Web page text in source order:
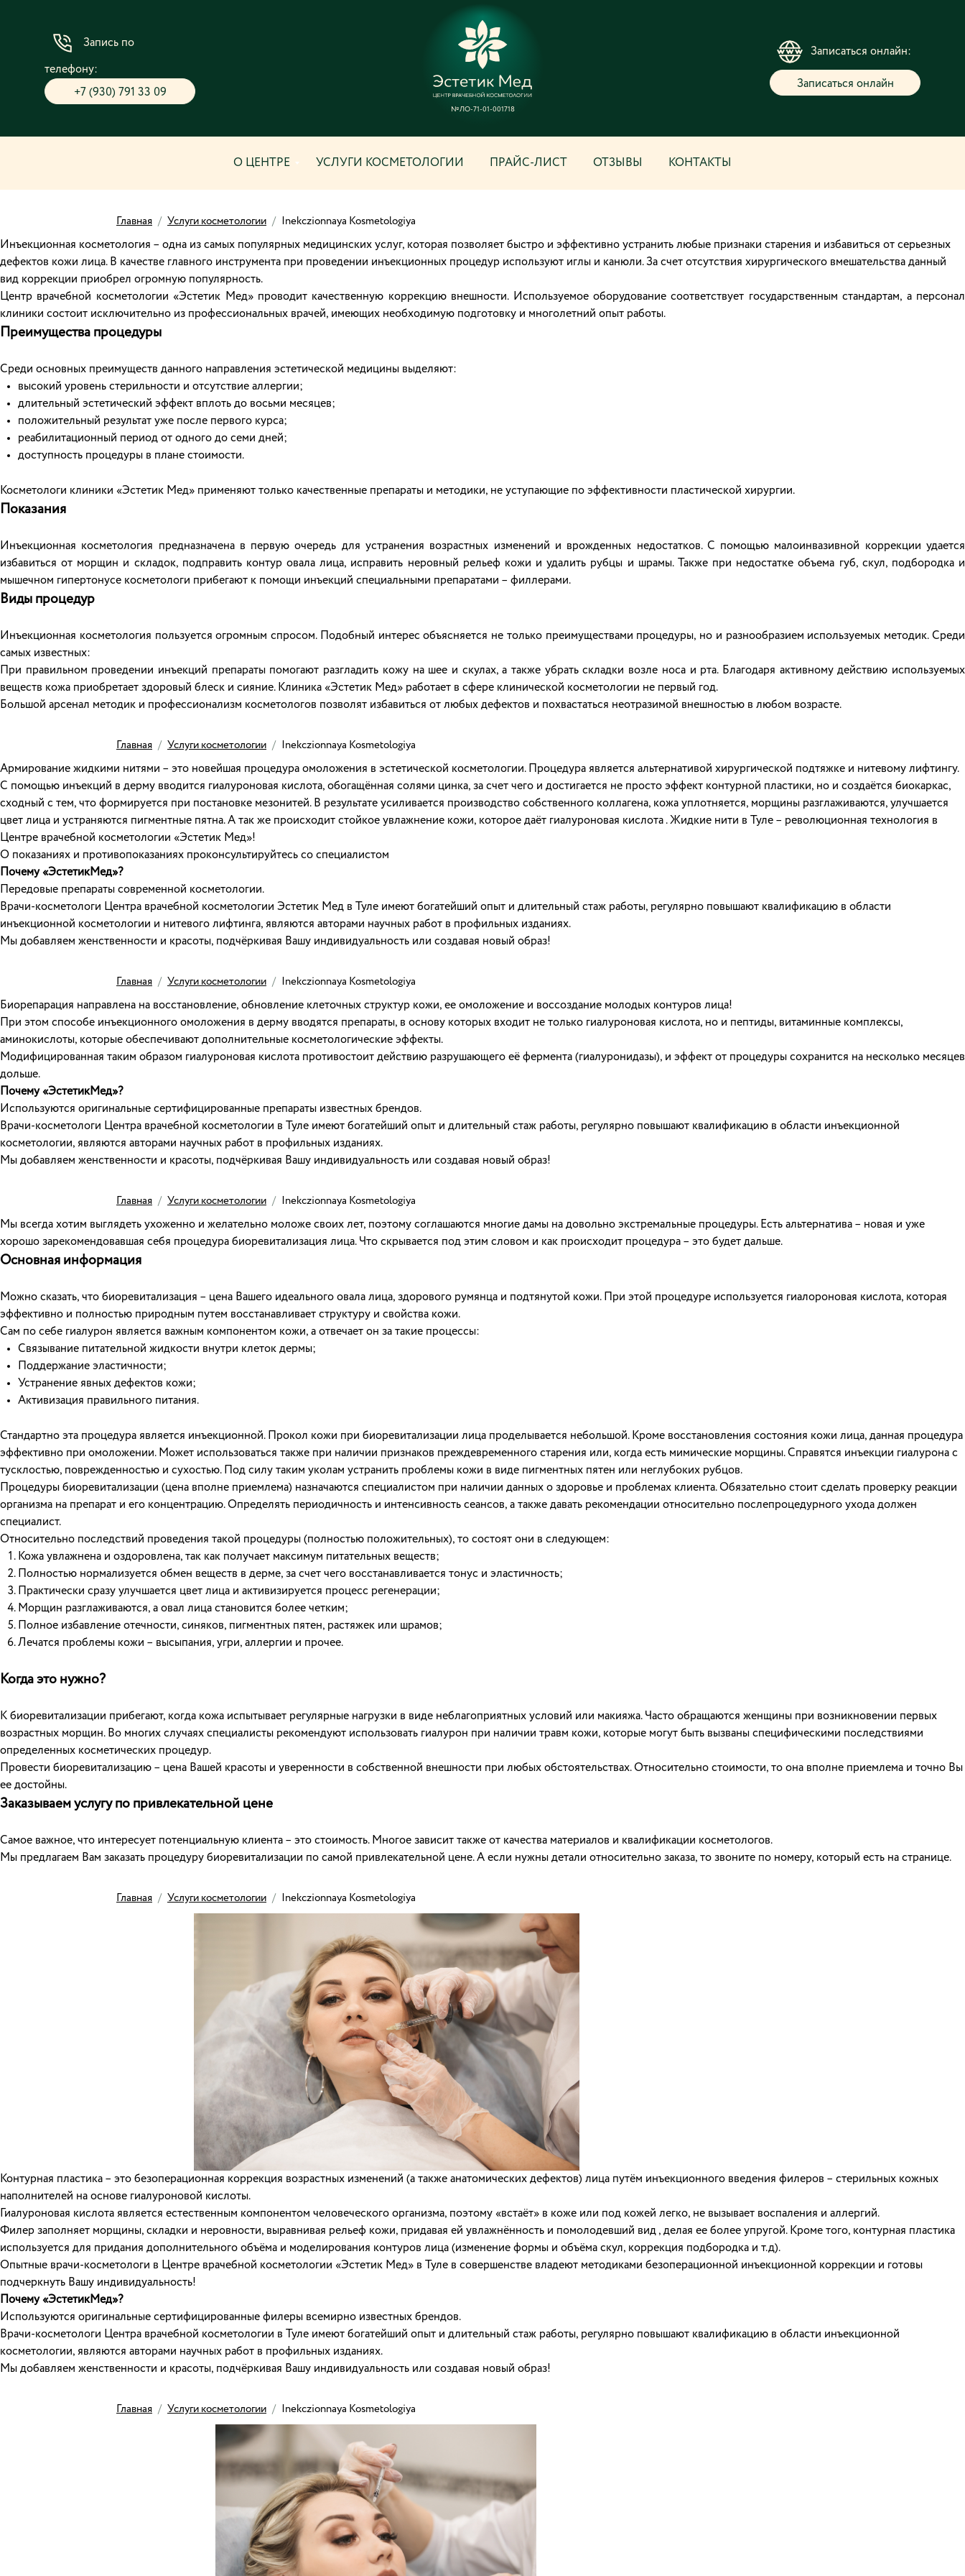
Запись по
телефону:
+7 (930) 791 33 09
№ЛО-71-01-001718
Записаться онлайн:
Записаться онлайн
О ЦЕНТРЕ УСЛУГИ КОСМЕТОЛОГИИ ПРАЙС-ЛИСТ ОТЗЫВЫ КОНТАКТЫ
Главная / Услуги косметологии / Inekczionnaya Kosmetologiya
Инъекционная косметология – одна из самых популярных медицинских услуг, которая позволяет быстро и эффективно устранить любые признаки старения и избавиться от серьезных
дефектов кожи лица. В качестве главного инструмента при проведении инъекционных процедур используют иглы и канюли. За счет отсутствия хирургического вмешательства данный
вид коррекции приобрел огромную популярность.
Центр врачебной косметологии «Эстетик Мед» проводит качественную коррекцию внешности. Используемое оборудование соответствует государственным стандартам, а персонал
клиники состоит исключительно из профессиональных врачей, имеющих необходимую подготовку и многолетний опыт работы.
Преимущества процедуры
Среди основных преимуществ данного направления эстетической медицины выделяют:
высокий уровень стерильности и отсутствие аллергии;
длительный эстетический эффект вплоть до восьми месяцев;
положительный результат уже после первого курса;
реабилитационный период от одного до семи дней;
доступность процедуры в плане стоимости.
Косметологи клиники «Эстетик Мед» применяют только качественные препараты и методики, не уступающие по эффективности пластической хирургии.
Показания
Инъекционная косметология предназначена в первую очередь для устранения возрастных изменений и врожденных недостатков. С помощью малоинвазивной коррекции удается
избавиться от морщин и складок, подправить контур овала лица, исправить неровный рельеф кожи и удалить рубцы и шрамы. Также при недостатке объема губ, скул, подбородка и
мышечном гипертонусе косметологи прибегают к помощи инъекций специальными препаратами – филлерами.
Виды процедур
Инъекционная косметология пользуется огромным спросом. Подобный интерес объясняется не только преимуществами процедуры, но и разнообразием используемых методик. Среди
самых известных:
При правильном проведении инъекций препараты помогают разгладить кожу на шее и скулах, а также убрать складки возле носа и рта. Благодаря активному действию используемых
веществ кожа приобретает здоровый блеск и сияние. Клиника «Эстетик Мед» работает в сфере клинической косметологии не первый год.
Большой арсенал методик и профессионализм косметологов позволят избавиться от любых дефектов и похвастаться неотразимой внешностью в любом возрасте.
Главная / Услуги косметологии / Inekczionnaya Kosmetologiya
Армирование жидкими нитями – это новейшая процедура омоложения в эстетической косметологии. Процедура является альтернативой хирургической подтяжке и нитевому лифтингу.
С помощью инъекций в дерму вводится гиалуроновая кислота, обогащённая солями цинка, за счет чего и достигается не просто эффект контурной пластики, но и создаётся биокаркас,
сходный с тем, что формируется при постановке мезонитей. В результате усиливается производство собственного коллагена, кожа уплотняется, морщины разглаживаются, улучшается
цвет лица и устраняются пигментные пятна. А так же происходит стойкое увлажнение кожи, которое даёт гиалуроновая кислота . Жидкие нити в Туле – революционная технология в
Центре врачебной косметологии «Эстетик Мед»!
О показаниях и противопоказаниях проконсультируйтесь со специалистом
Почему «ЭстетикМед»?
Передовые препараты современной косметологии.
Врачи-косметологи Центра врачебной косметологии Эстетик Мед в Туле имеют богатейший опыт и длительный стаж работы, регулярно повышают квалификацию в области
инъекционной косметологии и нитевого лифтинга, являются авторами научных работ в профильных изданиях.
Мы добавляем женственности и красоты, подчёркивая Вашу индивидуальность или создавая новый образ!
Главная / Услуги косметологии / Inekczionnaya Kosmetologiya
Биорепарация направлена на восстановление, обновление клеточных структур кожи, ее омоложение и воссоздание молодых контуров лица!
При этом способе инъекционного омоложения в дерму вводятся препараты, в основу которых входит не только гиалуроновая кислота, но и пептиды, витаминные комплексы,
аминокислоты, которые обеспечивают дополнительные косметологические эффекты.
Модифицированная таким образом гиалуроновая кислота противостоит действию разрушающего её фермента (гиалуронидазы), и эффект от процедуры сохранится на несколько месяцев
дольше.
Почему «ЭстетикМед»?
Используются оригинальные сертифицированные препараты известных брендов.
Врачи-косметологи Центра врачебной косметологии в Туле имеют богатейший опыт и длительный стаж работы, регулярно повышают квалификацию в области инъекционной
косметологии, являются авторами научных работ в профильных изданиях.
Мы добавляем женственности и красоты, подчёркивая Вашу индивидуальность или создавая новый образ!
Главная / Услуги косметологии / Inekczionnaya Kosmetologiya
Мы всегда хотим выглядеть ухоженно и желательно моложе своих лет, поэтому соглашаются многие дамы на довольно экстремальные процедуры. Есть альтернатива – новая и уже
хорошо зарекомендовавшая себя процедура биоревитализация лица. Что скрывается под этим словом и как происходит процедура – это будет дальше.
Основная информация
Можно сказать, что биоревитализация – цена Вашего идеального овала лица, здорового румянца и подтянутой кожи. При этой процедуре используется гиалороновая кислота, которая
эффективно и полностью природным путем восстанавливает структуру и свойства кожи.
Сам по себе гиалурон является важным компонентом кожи, а отвечает он за такие процессы:
Связывание питательной жидкости внутри клеток дермы;
Поддержание эластичности;
Устранение явных дефектов кожи;
Активизация правильного питания.
Стандартно эта процедура является инъекционной. Прокол кожи при биоревитализации лица проделывается небольшой. Кроме восстановления состояния кожи лица, данная процедура
эффективно при омоложении. Может использоваться также при наличии признаков преждевременного старения или, когда есть мимические морщины. Справятся инъекции гиалурона с
тусклостью, поврежденностью и сухостью. Под силу таким уколам устранить проблемы кожи в виде пигментных пятен или неглубоких рубцов.
Процедуры биоревитализации (цена вполне приемлема) назначаются специалистом при наличии данных о здоровье и проблемах клиента. Обязательно стоит сделать проверку реакции
организма на препарат и его концентрацию. Определять периодичность и интенсивность сеансов, а также давать рекомендации относительно послепроцедурного ухода должен
специалист.
Относительно последствий проведения такой процедуры (полностью положительных), то состоят они в следующем:
Кожа увлажнена и оздоровлена, так как получает максимум питательных веществ;
Полностью нормализуется обмен веществ в дерме, за счет чего восстанавливается тонус и эластичность;
Практически сразу улучшается цвет лица и активизируется процесс регенерации;
Морщин разглаживаются, а овал лица становится более четким;
Полное избавление отечности, синяков, пигментных пятен, растяжек или шрамов;
Лечатся проблемы кожи – высыпания, угри, аллергии и прочее.
Когда это нужно?
К биоревитализации прибегают, когда кожа испытывает регулярные нагрузки в виде неблагоприятных условий или макияжа. Часто обращаются женщины при возникновении первых
возрастных морщин. Во многих случаях специалисты рекомендуют использовать гиалурон при наличии травм кожи, которые могут быть вызваны специфическими последствиями
определенных косметических процедур.
Провести биоревитализацию – цена Вашей красоты и уверенности в собственной внешности при любых обстоятельствах. Относительно стоимости, то она вполне приемлема и точно Вы
ее достойны.
Заказываем услугу по привлекательной цене
Самое важное, что интересует потенциальную клиента – это стоимость. Многое зависит также от качества материалов и квалификации косметологов.
Мы предлагаем Вам заказать процедуру биоревитализации по самой привлекательной цене. А если нужны детали относительно заказа, то звоните по номеру, который есть на странице.
Главная / Услуги косметологии / Inekczionnaya Kosmetologiya
Контурная пластика – это безоперационная коррекция возрастных изменений (а также анатомических дефектов) лица путём инъекционного введения филеров – стерильных кожных
наполнителей на основе гиалуроновой кислоты.
Гиалуроновая кислота является естественным компонентом человеческого организма, поэтому «встаёт» в коже или под кожей легко, не вызывает воспаления и аллергий.
Филер заполняет морщины, складки и неровности, выравнивая рельеф кожи, придавая ей увлажнённость и помолодевший вид , делая ее более упругой. Кроме того, контурная пластика
используется для придания дополнительного объёма и моделирования контуров лица (изменение формы и объёма скул, коррекция подбородка и т.д).
Опытные врачи-косметологи в Центре врачебной косметологии «Эстетик Мед» в Туле в совершенстве владеют методиками безоперационной инъекционной коррекции и готовы
подчеркнуть Вашу индивидуальность!
Почему «ЭстетикМед»?
Используются оригинальные сертифицированные филеры всемирно известных брендов.
Врачи-косметологи Центра врачебной косметологии в Туле имеют богатейший опыт и длительный стаж работы, регулярно повышают квалификацию в области инъекционной
косметологии, являются авторами научных работ в профильных изданиях.
Мы добавляем женственности и красоты, подчёркивая Вашу индивидуальность или создавая новый образ!
Главная / Услуги косметологии / Inekczionnaya Kosmetologiya